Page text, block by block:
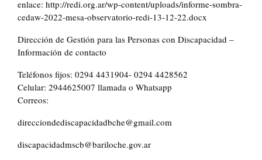
enlace: http://redi.org.ar/wp-content/uploads/informe-sombra-
cedaw-2022-mesa-observatorio-redi-13-12-22.docx
Dirección de Gestión para las Personas con Discapacidad –
Información de contacto
Teléfonos fijos: 0294 4431904- 0294 4428562
Celular: 2944625007 llamada o Whatsapp
Correos:
direcciondediscapacidadbche@gmail.com
discapacidadmscb@bariloche.gov.ar